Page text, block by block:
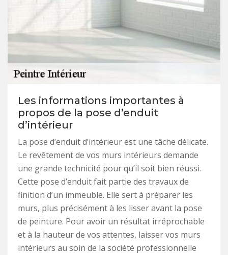
Les informations importantes à
propos de la pose d’enduit
d’intérieur
La pose d’enduit d’intérieur est une tâche délicate.
Le revêtement de vos murs intérieurs demande
une grande technicité pour qu’il soit bien réussi.
Cette pose d’enduit fait partie des travaux de
finition d’un immeuble. Elle sert à préparer les
murs, plus précisément à les lisser avant la pose
de peinture. Pour avoir un résultat irréprochable
et à la hauteur de vos attentes, laisser vos murs
intérieurs au soin de la société professionnelle